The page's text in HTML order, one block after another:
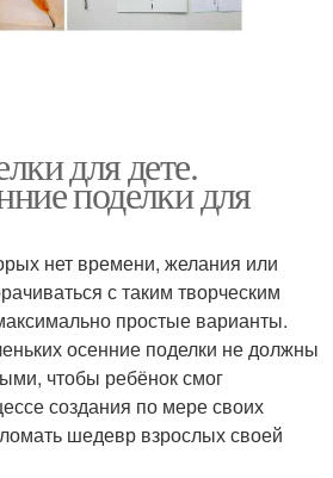
для дете.
поделки для
нет времени, желания или
с таким творческим
простые варианты.
осенние поделки не должны
чтобы ребёнок смог
создания по мере своих
шедевр взрослых своей